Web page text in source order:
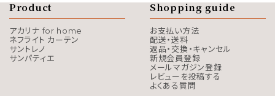
Product
アカリナ for home
ネフライト カーテン
サントレノ
サンパティエ
Shopping guide
お支払い方法
配送・送料
返品・交換・キャンセル
新規会員登録
メールマガジン登録
レビューを投稿する
よくある質問